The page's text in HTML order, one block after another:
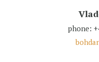
phone: